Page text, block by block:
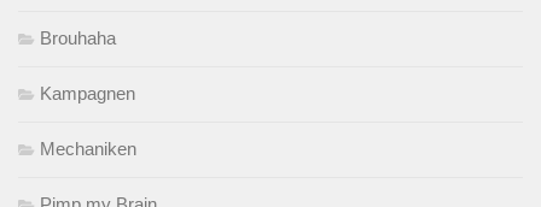
Brouhaha
Kampagnen
Mechaniken